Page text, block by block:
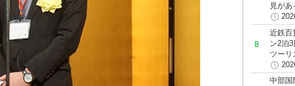
見があ
近鉄百
ン2泊
ツーリ
中部国